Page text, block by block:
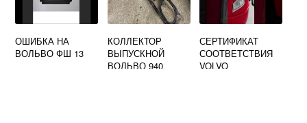
ОШИБКА НА
ВОЛЬВО ФШ 13
КОЛЛЕКТОР
ВЫПУСКНОЙ
ВОЛЬВО 940
СЕРТИФИКАТ
СООТВЕТСТВИЯ
VOLVO